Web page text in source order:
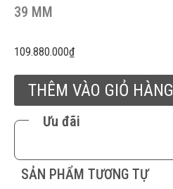
39 MM
109.880.000₫
THÊM VÀO GIỎ HÀNG
Ưu đãi
SẢN PHẨM TƯƠNG TỰ